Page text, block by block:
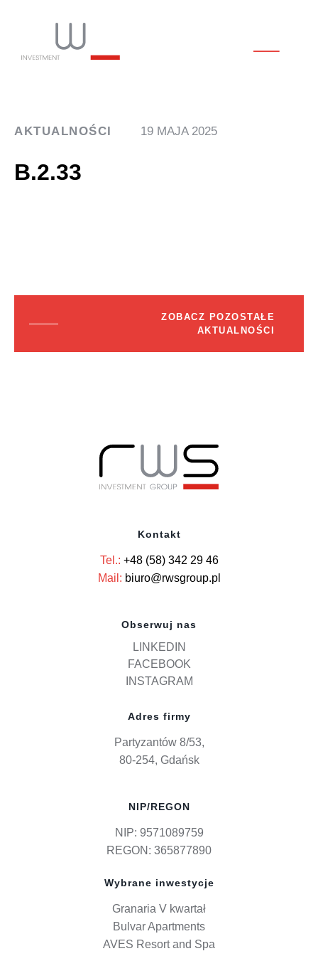
AKTUALNOŚCI 19 MAJA 2025
B.2.33
ZOBACZ POZOSTAŁE
AKTUALNOŚCI
Kontakt
Tel.: +48 (58) 342 29 46
Mail: biuro@rwsgroup.pl
Obserwuj nas
LINKEDIN
FACEBOOK
INSTAGRAM
Adres firmy
Partyzantów 8/53,
80-254, Gdańsk
NIP/REGON
NIP: 9571089759
REGON: 365877890
Wybrane inwestycje
Granaria V kwartał
Bulvar Apartments
AVES Resort and Spa